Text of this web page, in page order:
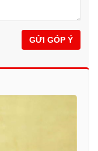
GỬI GÓP Ý